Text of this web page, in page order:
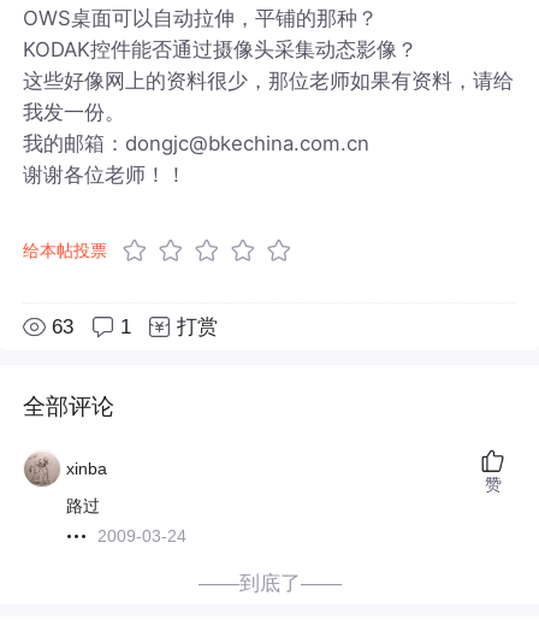
OWS桌面可以自动拉伸，平铺的那种？
KODAK控件能否通过摄像头采集动态影像？
这些好像网上的资料很少，那位老师如果有资料，请给
我发一份。
我的邮箱：dongjc@bkechina.com.cn
谢谢各位老师！！
给本帖投票
63 1 打赏
全部评论
xinba
路过
2009-03-24
赞
——到底了——